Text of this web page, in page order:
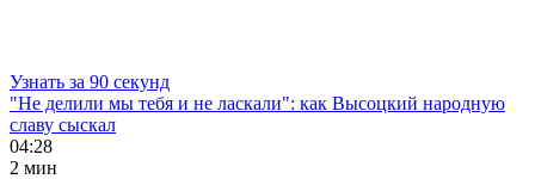
Узнать за 90 секунд
"Не делили мы тебя и не ласкали": как Высоцкий народную
славу сыскал
04:28
2 мин